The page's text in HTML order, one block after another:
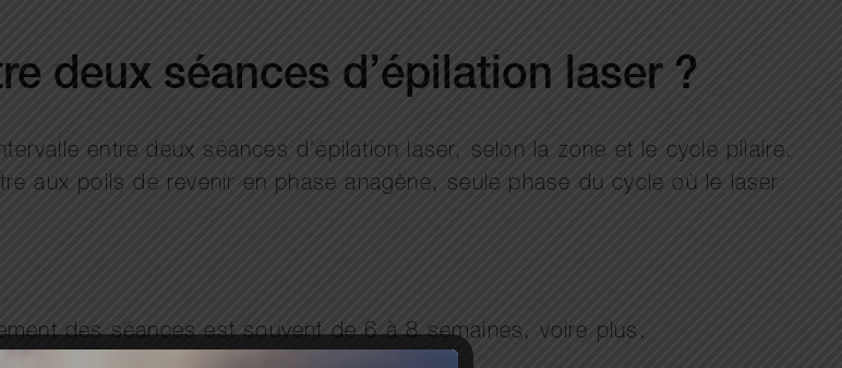
deux séances d’épilation laser ?
entre deux séances d’épilation laser, selon la zone et le cycle pilaire.
aux poils de revenir en phase anagène, seule phase du cycle où le laser
des séances est souvent de 6 à 8 semaines, voire plus.